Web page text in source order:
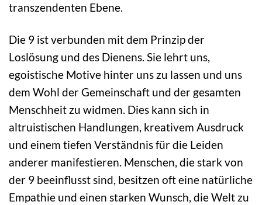
transzendenten Ebene.
Die 9 ist verbunden mit dem Prinzip der
Loslösung und des Dienens. Sie lehrt uns,
egoistische Motive hinter uns zu lassen und uns
dem Wohl der Gemeinschaft und der gesamten
Menschheit zu widmen. Dies kann sich in
altruistischen Handlungen, kreativem Ausdruck
und einem tiefen Verständnis für die Leiden
anderer manifestieren. Menschen, die stark von
der 9 beeinflusst sind, besitzen oft eine natürliche
Empathie und einen starken Wunsch, die Welt zu